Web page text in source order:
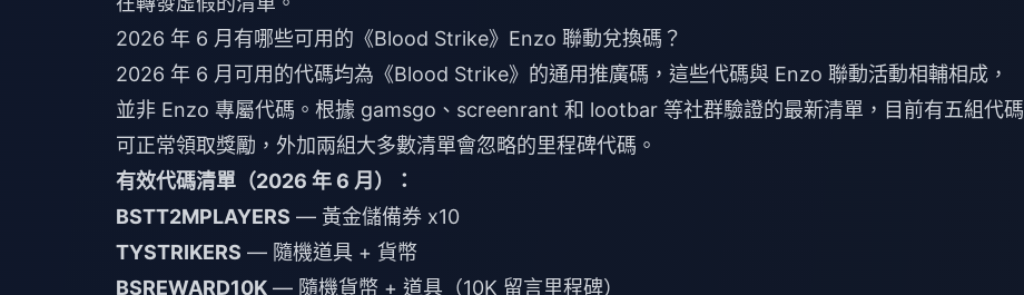
2026 年 6 月有哪些可用的《Blood Strike》Enzo 聯動兌換碼？
2026 年 6 月可用的代碼均為《Blood Strike》的通用推廣碼，這些代碼與 Enzo 聯動活動相輔相成，
並非 Enzo 專屬代碼。根據 gamsgo、screenrant 和 lootbar 等社群驗證的最新清單，目前有五組代碼
可正常領取獎勵，外加兩組大多數清單會忽略的里程碑代碼。
有效代碼清單（2026 年 6 月）：
BSTT2MPLAYERS — 黃金儲備券 x10
TYSTRIKERS — 隨機道具 + 貨幣
BSREWARD10K — 隨機貨幣 + 道具（10K 留言里程碑）